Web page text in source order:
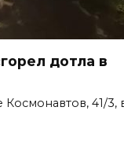
дотла в
41/3,